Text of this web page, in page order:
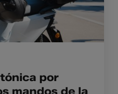
por
mandos de la